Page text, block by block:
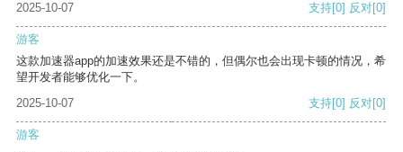
2025-10-07 支持[0] 反对[0]
游客
这款加速器app的加速效果还是不错的，但偶尔也会出现卡顿的情况，希
望开发者能够优化一下。
2025-10-07
支持[0] 反对[0]
游客